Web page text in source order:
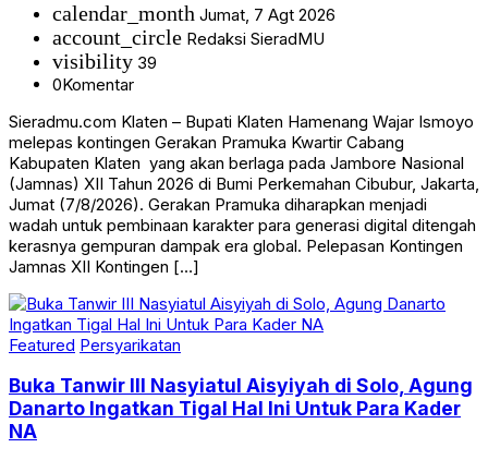
calendar_month Jumat, 7 Agt 2026
account_circle Redaksi SieradMU
visibility 39
0Komentar
Sieradmu.com Klaten – Bupati Klaten Hamenang Wajar Ismoyo
melepas kontingen Gerakan Pramuka Kwartir Cabang
Kabupaten Klaten yang akan berlaga pada Jambore Nasional
(Jamnas) XII Tahun 2026 di Bumi Perkemahan Cibubur, Jakarta,
Jumat (7/8/2026). Gerakan Pramuka diharapkan menjadi
wadah untuk pembinaan karakter para generasi digital ditengah
kerasnya gempuran dampak era global. Pelepasan Kontingen
Jamnas XII Kontingen […]
Featured Persyarikatan
Buka Tanwir III Nasyiatul Aisyiyah di Solo, Agung
Danarto Ingatkan Tigal Hal Ini Untuk Para Kader
NA